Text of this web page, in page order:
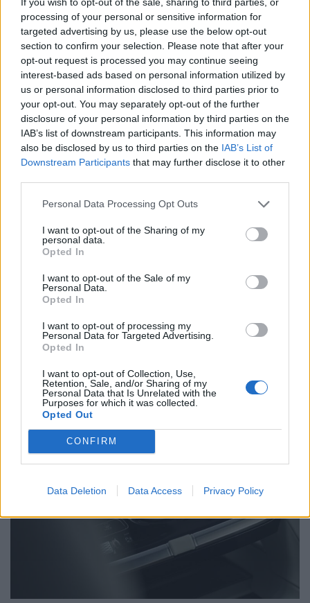
processing of your personal or sensitive information for
targeted advertising by us, please use the below opt-out
section to confirm your selection. Please note that after your
opt-out request is processed you may continue seeing
interest-based ads based on personal information utilized by
us or personal information disclosed to third parties prior to
your opt-out. You may separately opt-out of the further
disclosure of your personal information by third parties on the
IAB’s list of downstream participants. This information may
also be disclosed by us to third parties on the IAB’s List of
Downstream Participants that may further disclose it to other
Personal Data Processing Opt Outs
I want to opt-out of the Sharing of my
personal data.
Opted In
I want to opt-out of the Sale of my
Personal Data.
Opted In
I want to opt-out of processing my
Personal Data for Targeted Advertising.
Opted In
I want to opt-out of Collection, Use,
Retention, Sale, and/or Sharing of my
Personal Data that Is Unrelated with the
Purposes for which it was collected.
Opted Out
CONFIRM
Data Deletion Data Access Privacy Policy
condições ideais, precisa de menos de meia hora para
repor a capacidade da bateria dos 30 aos 80%.
Leia também:Novo elétrico da BYD a partir de 12.000 €
100% elétrico BYD Tesla
Vitor Mendes
NX7 é o novo SUV da Nissan para China e
pode chegar à Europa
VIRGILIO MACHADO